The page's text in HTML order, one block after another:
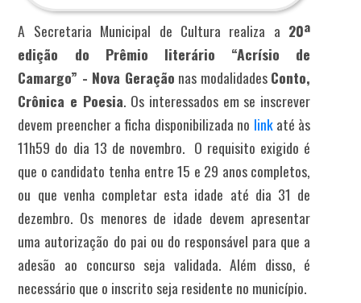
A Secretaria Municipal de Cultura realiza a 20ª
edição do Prêmio literário “Acrísio de
Camargo” - Nova Geração nas modalidadesConto,
Crônica e Poesia. Os interessados em se inscrever
devem preencher a ficha disponibilizada no linkaté às
11h59 do dia 13 de novembro. O requisito exigido é
que o candidato tenha entre 15 e 29 anos completos,
ou que venha completar esta idade até dia 31 de
dezembro. Os menores de idade devem apresentar
uma autorização do pai ou do responsável para que a
adesão ao concurso seja validada. Além disso, é
necessário que o inscrito seja residente no município.